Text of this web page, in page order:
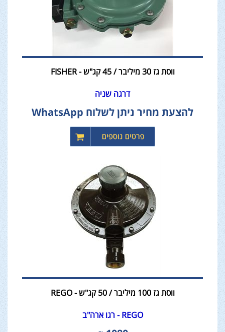
ווסת גז 30 מיליבר / 45 קג"ש - FISHER
דרגה שניה
להצעת מחיר ניתן לשלוח WhatsApp
ווסת גז 100 מיליבר / 50 קג"ש - REGO
REGO - רגו ארה"ב